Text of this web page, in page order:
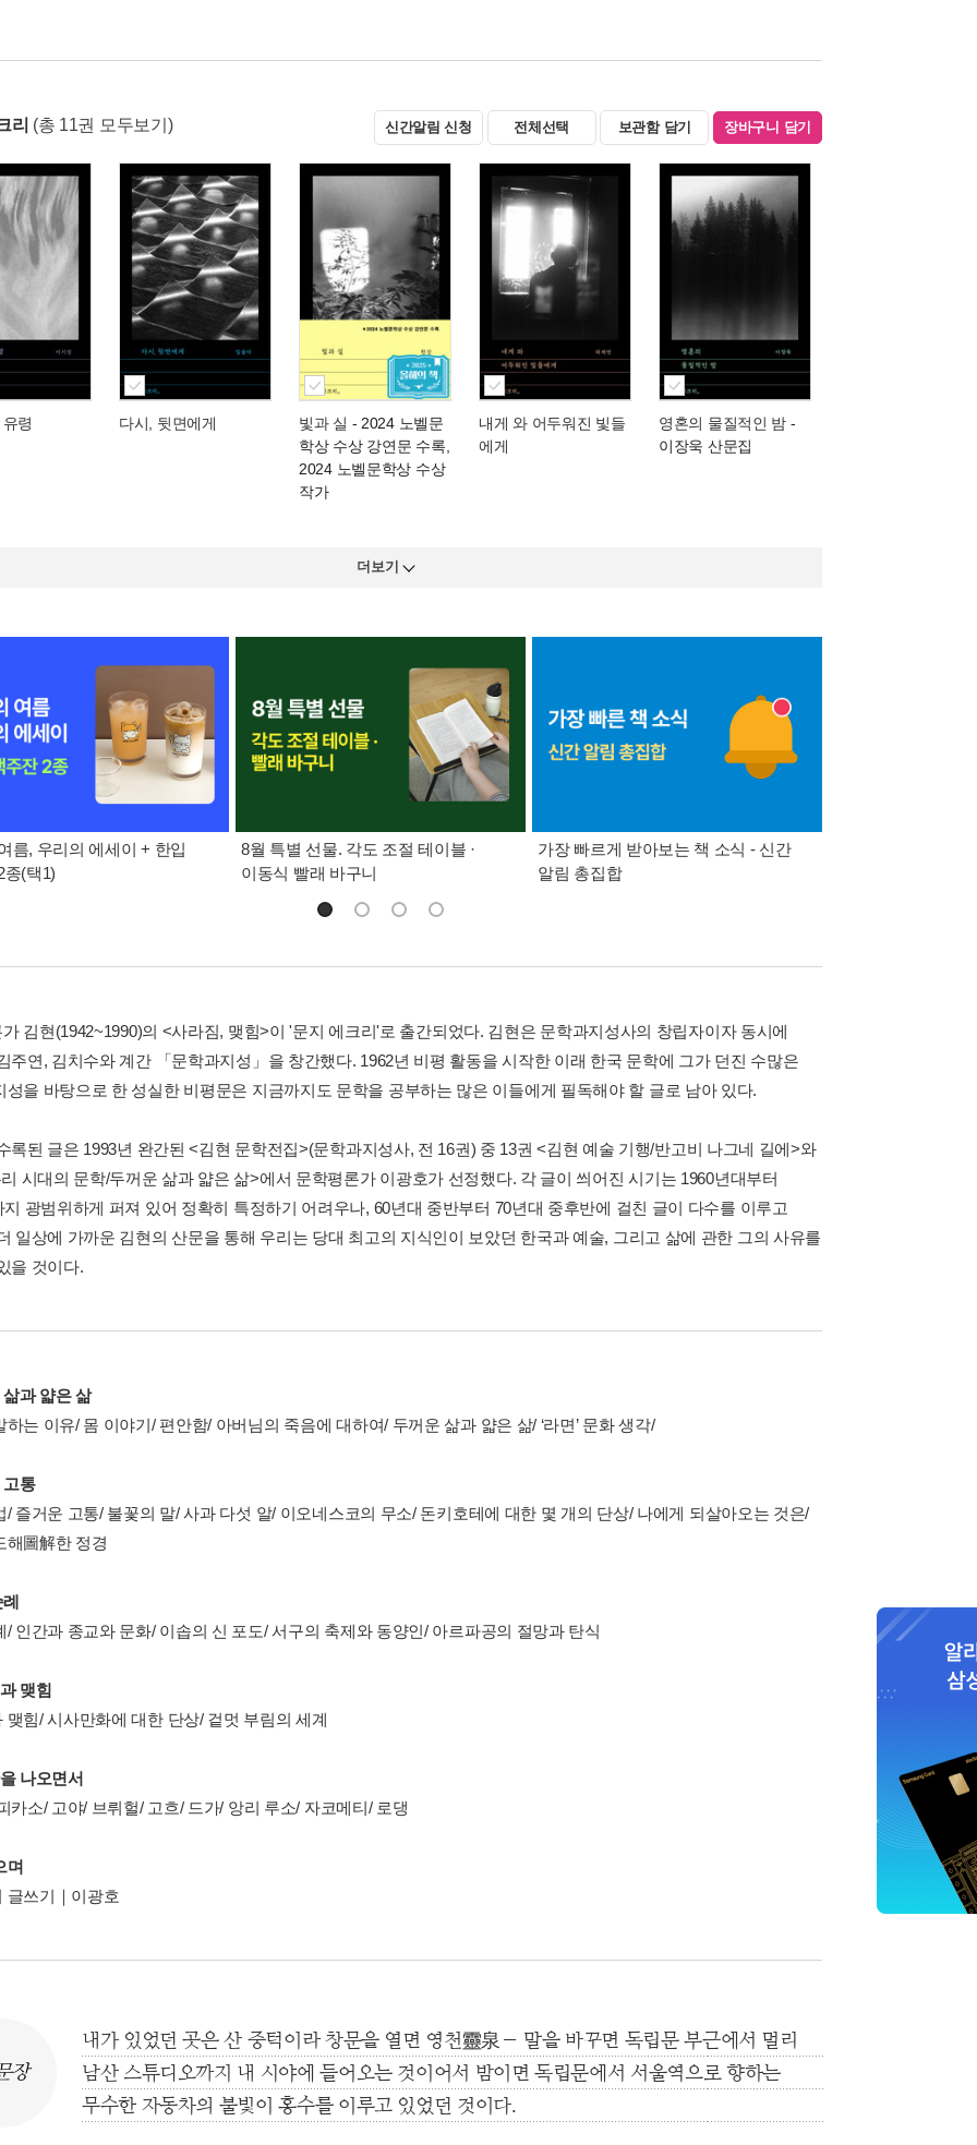
리 (총 11권 모두보기) 신간알림 신청 전체선택 보관함 담기 장바구니 담기
령 다시, 뒷면에게 빛과 실 - 2024 노벨문
학상 수상 강연문 수록,
2024 노벨문학상 수상
작가
내게 와 어두워진 빛들
에게
영혼의 물질적인 밤 -
이장욱 산문집
더보기
름, 우리의 에세이 + 한입
종(택1)
8월 특별 선물. 각도 조절 테이블 ·
이동식 빨래 바구니
가장 빠르게 받아보는 책 소식 - 신간
알림 총집합
김현(1942~1990)의 <사라짐, 맺힘>이 '문지 에크리'로 출간되었다. 김현은 문학과지성사의 창립자이자 동시에
주연, 김치수와 계간 「문학과지성」을 창간했다. 1962년 비평 활동을 시작한 이래 한국 문학에 그가 던진 수많은
성을 바탕으로 한 성실한 비평문은 지금까지도 문학을 공부하는 많은 이들에게 필독해야 할 글로 남아 있다.
록된 글은 1993년 완간된 <김현 문학전집>(문학과지성사, 전 16권) 중 13권 <김현 예술 기행/반고비 나그네 길에>와
시대의 문학/두꺼운 삶과 얇은 삶>에서 문학평론가 이광호가 선정했다. 각 글이 씌어진 시기는 1960년대부터
지 광범위하게 퍼져 있어 정확히 특정하기 어려우나, 60년대 중반부터 70년대 중후반에 걸친 글이 다수를 이루고
일상에 가까운 김현의 산문을 통해 우리는 당대 최고의 지식인이 보았던 한국과 예술, 그리고 삶에 관한 그의 사유를
을 것이다.
과 얇은 삶
하는 이유/ 몸 이야기/ 편안함/ 아버님의 죽음에 대하여/ 두꺼운 삶과 얇은 삶/ ‘라면’ 문화 생각/
고통
/ 즐거운 고통/ 불꽃의 말/ 사과 다섯 알/ 이오네스코의 무소/ 돈키호테에 대한 몇 개의 단상/ 나에게 되살아오는 것은/
해圖解한 정경
/ 인간과 종교와 문화/ 이솝의 신 포도/ 서구의 축제와 동양인/ 아르파공의 절망과 탄식
맺힘
맺힘/ 시사만화에 대한 단상/ 겉멋 부림의 세계
나오면서
카소/ 고야/ 브뤼헐/ 고흐/ 드가/ 앙리 루소/ 자코메티/ 로댕
며
글쓰기｜이광호
장
내가 있었던 곳은 산 중턱이라 창문을 열면 영천靈泉― 말을 바꾸면 독립문 부근에서 멀리
남산 스튜디오까지 내 시야에 들어오는 것이어서 밤이면 독립문에서 서울역으로 향하는
무수한 자동차의 불빛이 홍수를 이루고 있었던 것이다.